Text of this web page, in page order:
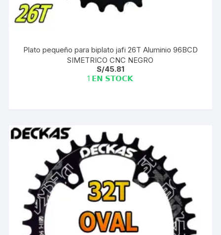
Plato pequeño para biplato jafi 26T Aluminio 96BCD
SIMETRICO CNC NEGRO
S/45.81
1 𝗘𝗡 𝗦𝗧𝗢𝗖𝗞